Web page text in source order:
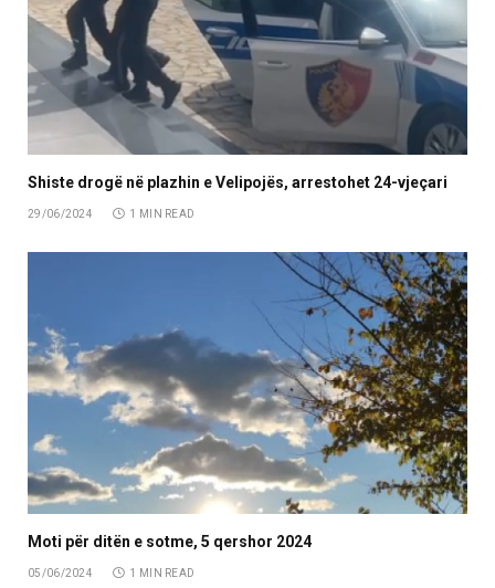
Shiste drogë në plazhin e Velipojës, arrestohet 24-vjeçari
29/06/2024 1 MIN READ
Moti për ditën e sotme, 5 qershor 2024
05/06/2024 1 MIN READ